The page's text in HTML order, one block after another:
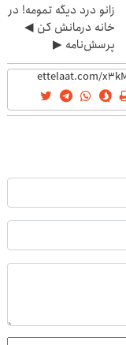
زانو درد دیگه تمومه! در
خانه درمانش کن ◀
پرسش‌نامه ▶